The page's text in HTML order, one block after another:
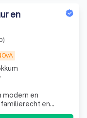
en
modern en
en
Leeuwarden